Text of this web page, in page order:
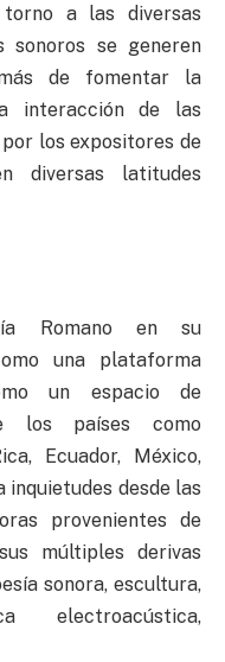
a las diversas
sonoros se generen
de fomentar la
interacción de las
los expositores de
diversas latitudes
Romano en su
una plataforma
un espacio de
los países como
Ecuador, México,
inquietudes desde las
provenientes de
múltiples derivas
sonora, escultura,
electroacústica,